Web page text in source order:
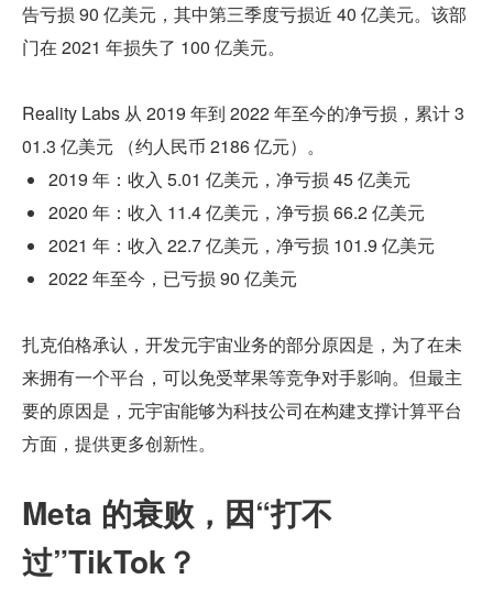
告亏损 90 亿美元，其中第三季度亏损近 40 亿美元。该部
门在 2021 年损失了 100 亿美元。
Reality Labs 从 2019 年到 2022 年至今的净亏损，累计 3
01.3 亿美元 （约人民币 2186 亿元）。
2019 年：收入 5.01 亿美元，净亏损 45 亿美元
2020 年：收入 11.4 亿美元，净亏损 66.2 亿美元
2021 年：收入 22.7 亿美元，净亏损 101.9 亿美元
2022 年至今，已亏损 90 亿美元
扎克伯格承认，开发元宇宙业务的部分原因是，为了在未
来拥有一个平台，可以免受苹果等竞争对手影响。但最主
要的原因是，元宇宙能够为科技公司在构建支撑计算平台
方面，提供更多创新性。
Meta 的衰败，因“打不
过”TikTok？